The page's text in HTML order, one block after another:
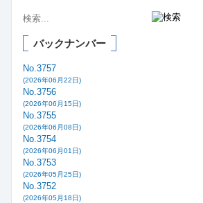
バックナンバー
No.3757
(2026年06月22日)
No.3756
(2026年06月15日)
No.3755
(2026年06月08日)
No.3754
(2026年06月01日)
No.3753
(2026年05月25日)
No.3752
(2026年05月18日)